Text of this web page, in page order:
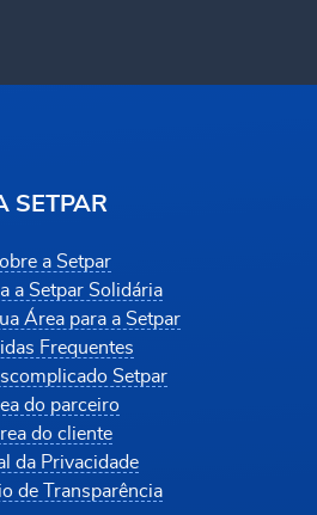
SETPAR
a Setpar
a Setpar Solidária
Área para a Setpar
Frequentes
Setpar
do parceiro
do cliente
da Privacidade
de Transparência